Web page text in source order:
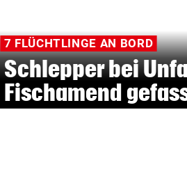
7 FLÜCHTLINGE AN BORD
Schlepper bei
Fischamend